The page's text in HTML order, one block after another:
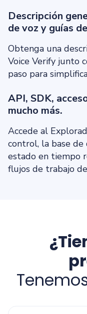
Descripción
de voz y guías
Obtenga una
Voice Verify junto
paso para
API, SDK,
mucho más.
Accede al
control, la base de
estado en tiempo
flujos de trabajo